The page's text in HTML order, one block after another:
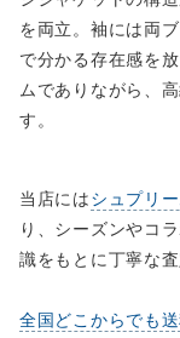
を両立。袖には両
で分かる存在感を
ムでありながら、
す。
当店にはシュプリ
り、シーズンやコ
識をもとに丁寧な
全国どこからでも